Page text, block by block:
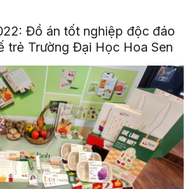
Đồ án tốt nghiệp độc đáo
trẻ Trường Đại Học Hoa Sen